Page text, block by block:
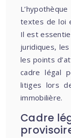
textes de loi
Il est
juridiques,
les points
cadre légal
litiges lors
immobilière.
Cadre